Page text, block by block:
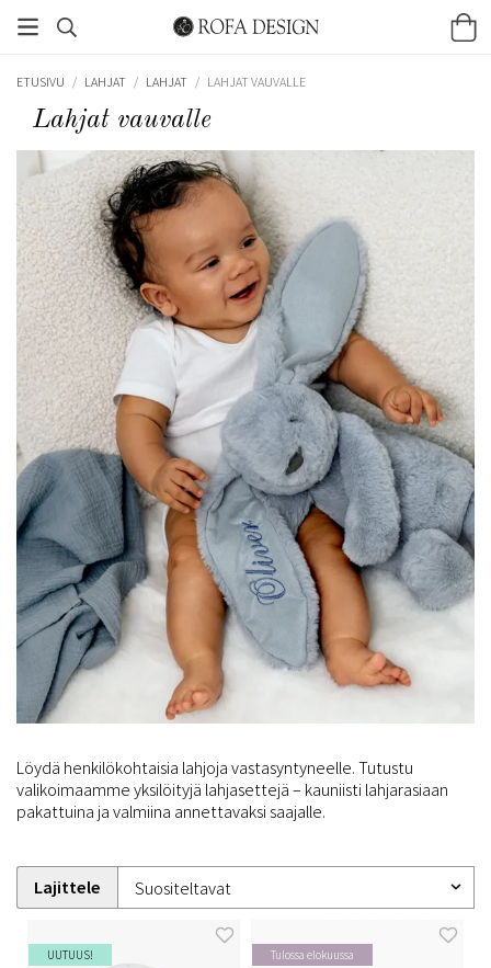
ETUSIVU / LAHJAT / LAHJAT / LAHJAT VAUVALLE
Lahjat vauvalle
Löydä henkilökohtaisia lahjoja vastasyntyneelle. Tutustu
valikoimaamme yksilöityjä lahjasettejä – kauniisti lahjarasiaan
pakattuina ja valmiina annettavaksi saajalle.
Lajittele
UUTUUS! Tulossa elokuussa